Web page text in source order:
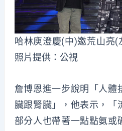
哈林庾澄慶(中)邀荒山亮
照片提供：公視
詹博恩進一步說明「人體
臟跟腎臟」，他表示，「
部分人也帶著一點點氨或